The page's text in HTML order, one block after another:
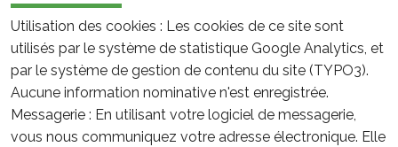
Utilisation des cookies : Les cookies de ce site sont
utilisés par le système de statistique Google Analytics, et
par le système de gestion de contenu du site (TYPO3).
Aucune information nominative n'est enregistrée.
Messagerie : En utilisant votre logiciel de messagerie,
vous nous communiquez votre adresse électronique. Elle